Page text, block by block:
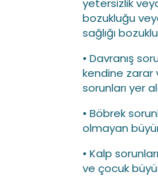
yetersizlik
bozukluğu
sağlığı
• Davranış
kendine zarar
sorunları yer
• Böbrek
olmayan
• Kalp
ve çocuk